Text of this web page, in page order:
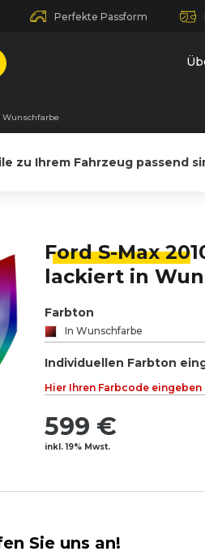
Perfekte Passform
Wunschfarbe
zu Ihrem Fahrzeug passend
Ford S-Max 20
lackiert in
Farbton
In Wunschfarbe
Individuellen Farbton
Hier Ihren Farbcode eingeben
599 €
inkl. 19% Mwst.
Sie uns an!